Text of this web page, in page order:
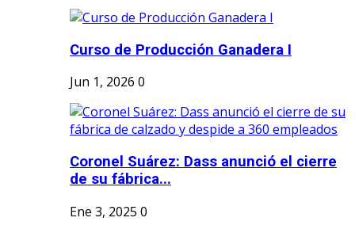
Curso de Producción Ganadera I
Jun 1, 2026 0
Coronel Suárez: Dass anunció el cierre
de su fábrica...
Ene 3, 2025 0